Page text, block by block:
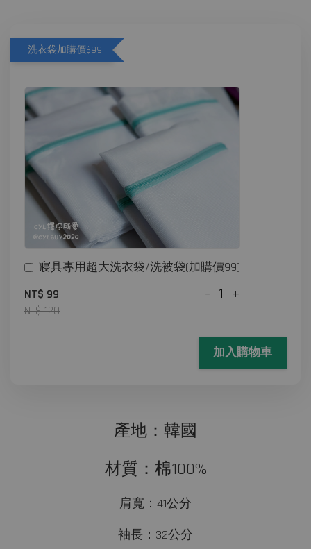
洗衣袋加購價$99
寢具專用超大洗衣袋/洗被袋(加購價99)
NT$ 99
NT$ 120
- +
加入購物車
產地：韓國
材質：棉100%
肩寬：41公分
袖長：32公分